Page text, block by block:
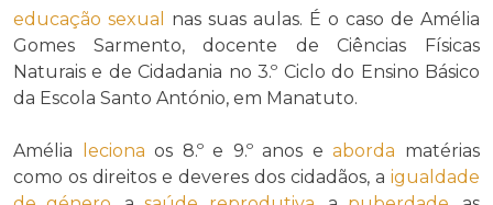
educação sexual
nas suas aulas. É o caso de Amélia
Gomes Sarmento, docente de Ciências Físicas
Naturais e de Cidadania no 3.º Ciclo do Ensino Básico
da Escola Santo António, em Manatuto.
Amélia leciona os 8.º e 9.º anos eaborda matérias
como os direitos e deveres dos cidadãos, a igualdade